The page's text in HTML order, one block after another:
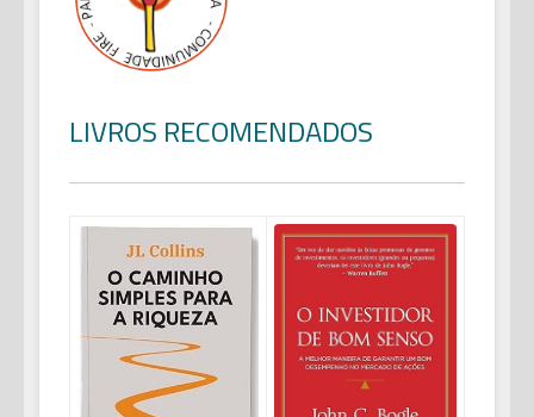
LIVROS RECOMENDADOS